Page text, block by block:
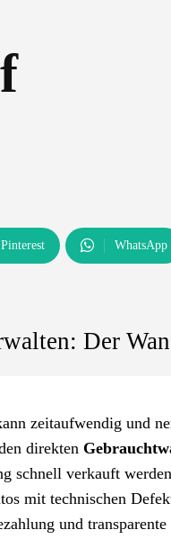
Pinterest WhatsApp
Der
zeitaufwendig und
direkten
schnell verkauft
mit technischen
und transparente